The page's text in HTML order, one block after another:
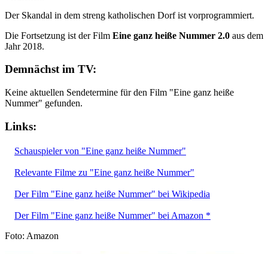
Der Skandal in dem streng katholischen Dorf ist vorprogrammiert.
Die Fortsetzung ist der Film Eine ganz heiße Nummer 2.0 aus dem
Jahr 2018.
Demnächst im TV:
Keine aktuellen Sendetermine für den Film "Eine ganz heiße
Nummer" gefunden.
Links:
Schauspieler von "Eine ganz heiße Nummer"
Relevante Filme zu "Eine ganz heiße Nummer"
Der Film "Eine ganz heiße Nummer" bei Wikipedia
Der Film "Eine ganz heiße Nummer" bei Amazon *
Foto: Amazon